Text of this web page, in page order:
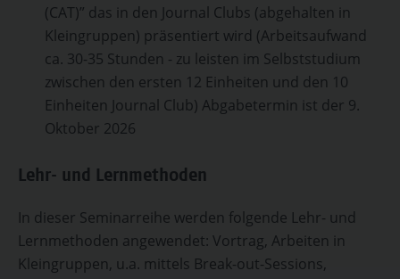
(CAT)” das in den Journal Clubs (abgehalten in
Kleingruppen) präsentiert wird (Arbeitsaufwand
ca. 30-35 Stunden - zu leisten im Selbststudium
zwischen den ersten 12 Einheiten und den 10
Einheiten Journal Club) Abgabetermin ist der 9.
Oktober 2026
Lehr- und Lernmethoden
In dieser Seminarreihe werden folgende Lehr- und
Lernmethoden angewendet: Vortrag, Arbeiten in
Kleingruppen, u.a. mittels Break-out-Sessions,